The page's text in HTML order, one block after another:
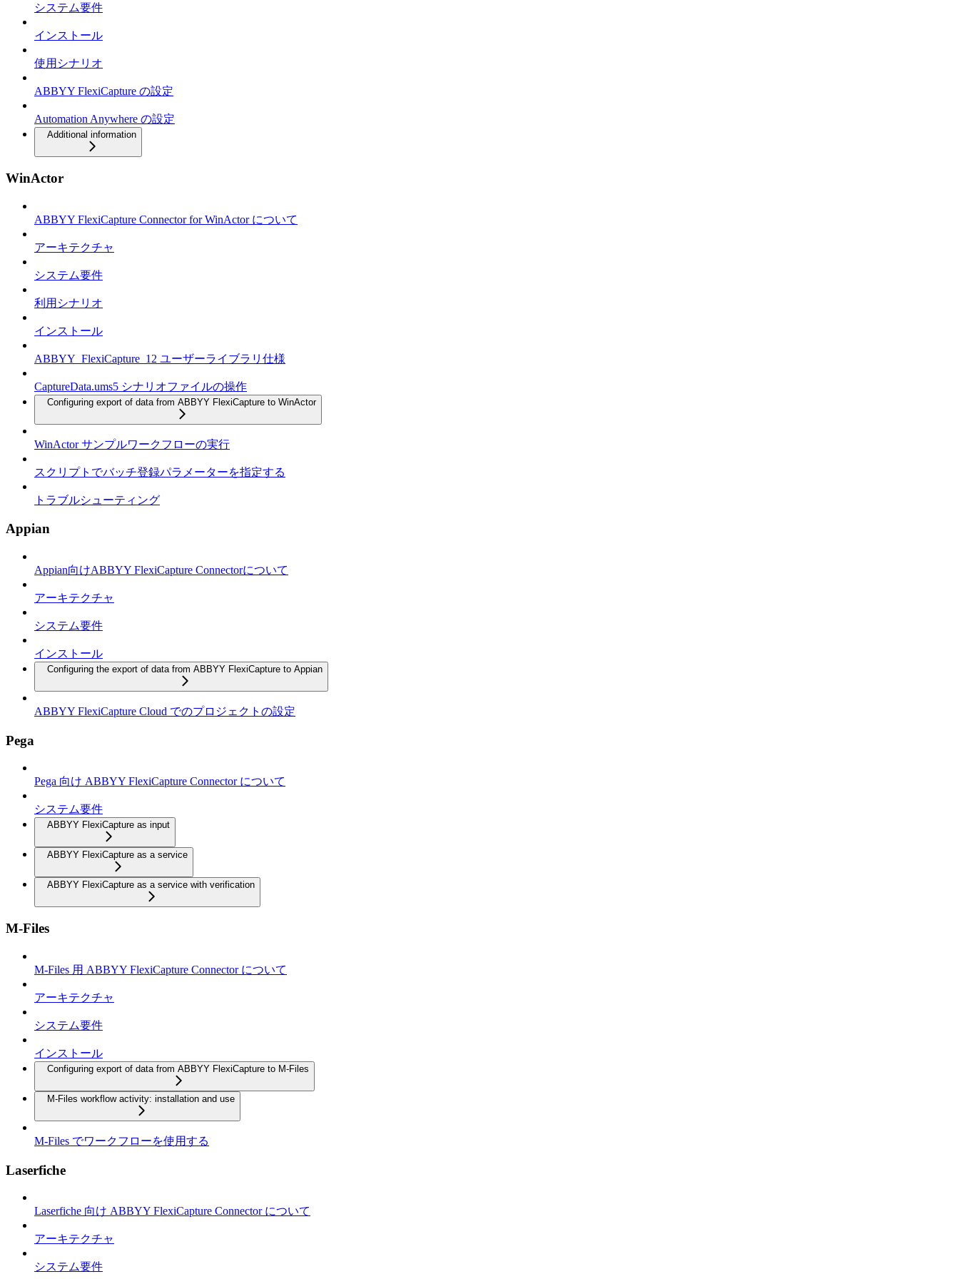
システム要件
インストール
使用シナリオ
ABBYY FlexiCapture の設定
Automation Anywhere の設定
Additional information
WinActor
ABBYY FlexiCapture Connector for WinActor について
アーキテクチャ
システム要件
利用シナリオ
インストール
ABBYY_FlexiCapture_12 ユーザーライブラリ仕様
CaptureData.ums5 シナリオファイルの操作
Configuring export of data from ABBYY FlexiCapture to WinActor
WinActor サンプルワークフローの実行
スクリプトでバッチ登録パラメーターを指定する
トラブルシューティング
Appian
Appian向けABBYY FlexiCapture Connectorについて
アーキテクチャ
システム要件
インストール
Configuring the export of data from ABBYY FlexiCapture to Appian
ABBYY FlexiCapture Cloud でのプロジェクトの設定
Pega
Pega 向け ABBYY FlexiCapture Connector について
システム要件
ABBYY FlexiCapture as input
ABBYY FlexiCapture as a service
ABBYY FlexiCapture as a service with verification
M-Files
M-Files 用 ABBYY FlexiCapture Connector について
アーキテクチャ
システム要件
インストール
Configuring export of data from ABBYY FlexiCapture to M-Files
M-Files workflow activity: installation and use
M-Files でワークフローを使用する
Laserfiche
Laserfiche 向け ABBYY FlexiCapture Connector について
アーキテクチャ
システム要件